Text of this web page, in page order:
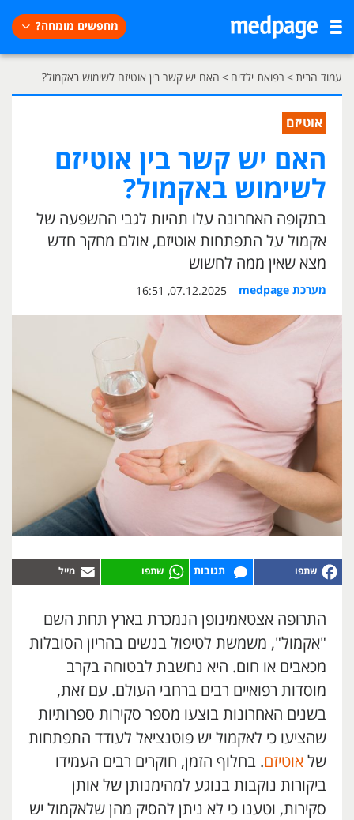
מחפשים מומחה?
עמוד הבית> רפואת ילדים > האם יש קשר בין אוטיזם לשימוש באקמול?
אוטיזם
האם יש קשר בין אוטיזם
לשימוש באקמול?
בתקופה האחרונה עלו תהיות לגבי ההשפעה של
אקמול על התפתחות אוטיזם, אולם מחקר חדש
מצא שאין ממה לחשוש
מערכת medpage 07.12.2025, 16:51
תגובות
התרופה אצטאמינופן הנמכרת בארץ תחת השם
"אקמול", משמשת לטיפול בנשים בהריון הסובלות
מכאבים או חום. היא נחשבת לבטוחה בקרב
מוסדות רפואיים רבים ברחבי העולם. עם זאת,
בשנים האחרונות בוצעו מספר סקירות ספרותיות
שהציעו כי לאקמול יש פוטנציאל לעודד התפתחות
של אוטיזם. בחלוף הזמן, חוקרים רבים העמידו
ביקורות נוקבות בנוגע למהימנותן של אותן
סקירות, וטענו כי לא ניתן להסיק מהן שלאקמול יש